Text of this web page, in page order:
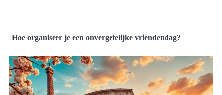
Hoe organiseer je een onvergetelijke vriendendag?